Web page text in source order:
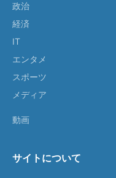
政治
経済
IT
エンタメ
スポーツ
メディア
動画
サイトについて